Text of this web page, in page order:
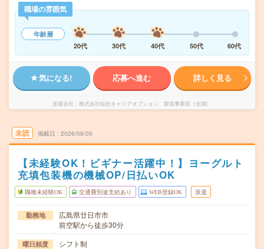
職場の雰囲気
年齢層
20代
30代 40代 50代 60代
気になる! 応募へ進む 詳しく見る
派遣会社 株式会社綜合キャリアオプション 製造事業部（全国）
未読 掲載日 2026/08/05
【未経験OK！ビギナー活躍中！】ヨーグルト
充填包装機の機械OP/日払いOK
職種未経験OK 交通費別途支給あり WEB登録OK 派遣
勤務地
広島県廿日市市
前空駅から徒歩30分
曜日頻度 シフト制